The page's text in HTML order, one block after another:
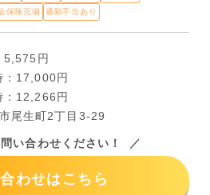
保険完備 通勤手当あり
5,575円
：17,000円
：12,266円
尾生町2丁目3-29
い合わせください！
わせはこちら